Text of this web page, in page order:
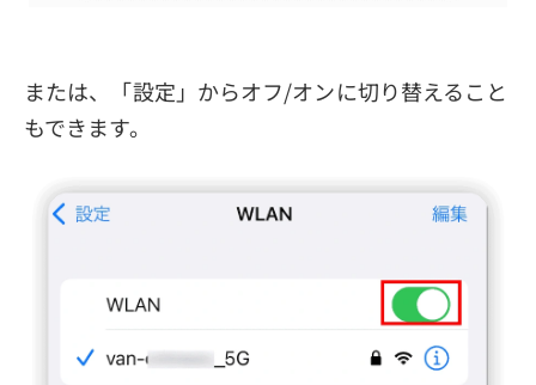
または、「設定」からオフ/オンに切り替えること
もできます。